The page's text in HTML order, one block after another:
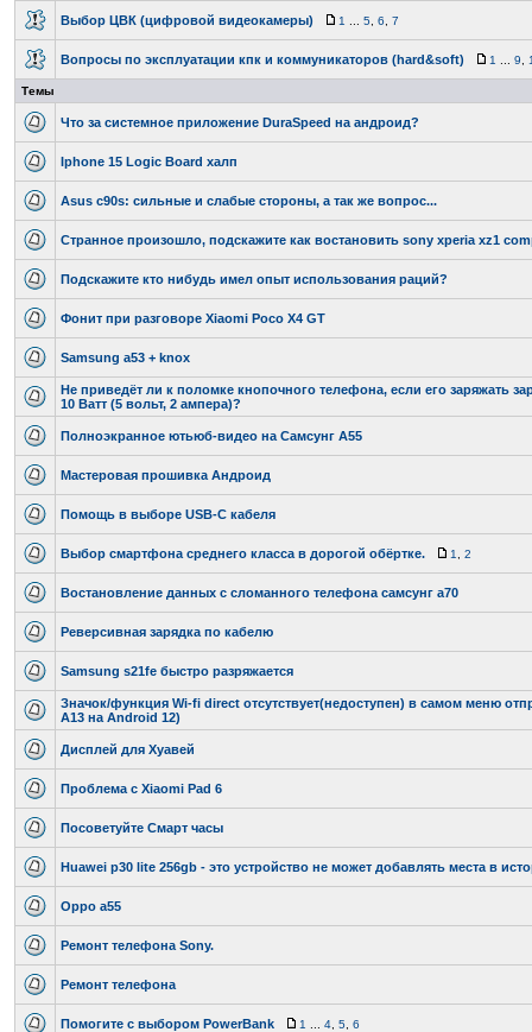
Выбор ЦВК (цифровой видеокамеры) 1 5 6 7
Вопросы по эксплуатации кпк и коммуникаторов (hard&soft) 1 9
Темы
Что за системное приложение DuraSpeed на андроид?
Iphone 15 Logic Board халп
Asus c90s: сильные и слабые стороны, а так же вопрос...
Странное произошло, подскажите как востановить sony xperia xz1
Подскажите кто нибудь имел опыт использования раций?
Фонит при разговоре Xiaomi Poco X4 GT
Samsung a53 + knox
Не приведёт ли к поломке кнопочного телефона, если его заряжать
10 Ватт (5 вольт, 2 ампера)?
Полноэкранное ютьюб-видео на Самсунг А55
Мастеровая прошивка Андроид
Помощь в выборе USB-C кабеля
Выбор смартфона среднего класса в дорогой обёртке. 1 2
Востановление данных с сломанного телефона самсунг а70
Реверсивная зарядка по кабелю
Samsung s21fe быстро разряжается
Значок/функция Wi-fi direct отсутствует(недоступен) в самом меню
A13 на Android 12)⁠
Дисплей для Хуавей
Проблема с Xiaomi Pad 6
Посоветуйте Смарт часы
Huawei p30 lite 256gb - это устройство не может добавлять места в
Oppo а55
Ремонт телефона Sony.
Ремонт телефона
Помогите с выбором PowerBank 1 4 5 6